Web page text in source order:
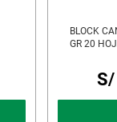
BLOCK
GR 20